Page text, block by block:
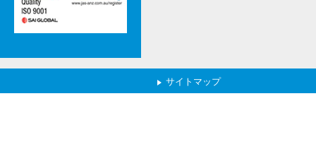
サイトマップ